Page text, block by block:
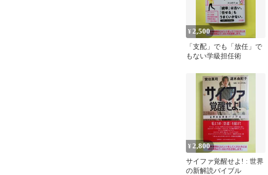
¥ 2,500
「支配」でも「放任」で
もない学級担任術
¥ 2,800
サイファ覚醒せよ! : 世界
の新解読バイブル